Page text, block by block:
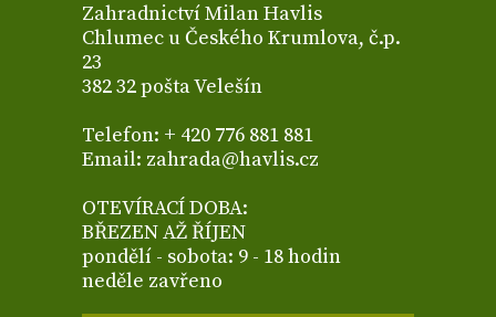
Zahradnictví Milan Havlis
Chlumec u Českého Krumlova, č.p.
23
382 32 pošta Velešín
Telefon: + 420 776 881 881
Email: zahrada@havlis.cz
OTEVÍRACÍ DOBA:
BŘEZEN AŽ ŘÍJEN
pondělí - sobota: 9 - 18 hodin
neděle zavřeno